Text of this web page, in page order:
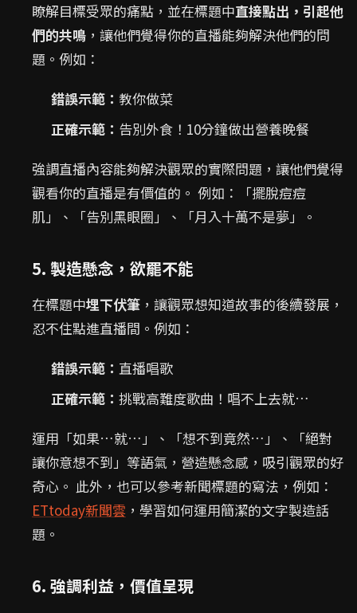
瞭解目標受眾的痛點，並在標題中直接點出，引起他
們的共鳴 ，讓他們覺得你的直播能夠解決他們的問
題。例如：
錯誤示範： 教你做菜
正確示範： 告別外食！10分鐘做出營養晚餐
強調直播內容能夠解決觀眾的實際問題，讓他們覺得
觀看你的直播是有價值的。 例如：「擺脫痘痘
肌」、「告別黑眼圈」、「月入十萬不是夢」。
5. 製造懸念，欲罷不能
在標題中埋下伏筆 ，讓觀眾想知道故事的後續發展，
忍不住點進直播間。例如：
錯誤示範： 直播唱歌
正確示範： 挑戰高難度歌曲！唱不上去就…
運用「如果…就…」、「想不到竟然…」、「絕對
讓你意想不到」等語氣，營造懸念感，吸引觀眾的好
奇心。 此外，也可以參考新聞標題的寫法，例如：
ETtoday新聞雲 ，學習如何運用簡潔的文字製造話
題。
6. 強調利益，價值呈現